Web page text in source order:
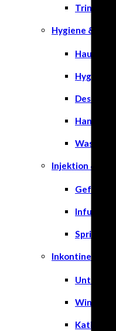
Hygiene &
Injektion &
Spritzen
Inkontinenz
Windeln
Katheter